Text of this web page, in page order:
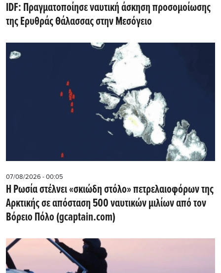
IDF: Πραγματοποίησε ναυτική άσκηση προσομοίωσης
της Ερυθράς Θάλασσας στην Μεσόγειο
07/08/2026 - 00:05
Η Ρωσία στέλνει «σκιώδη στόλο» πετρελαιοφόρων της
Αρκτικής σε απόσταση 500 ναυτικών μιλίων από τον
Βόρειο Πόλο (gcaptain.com)